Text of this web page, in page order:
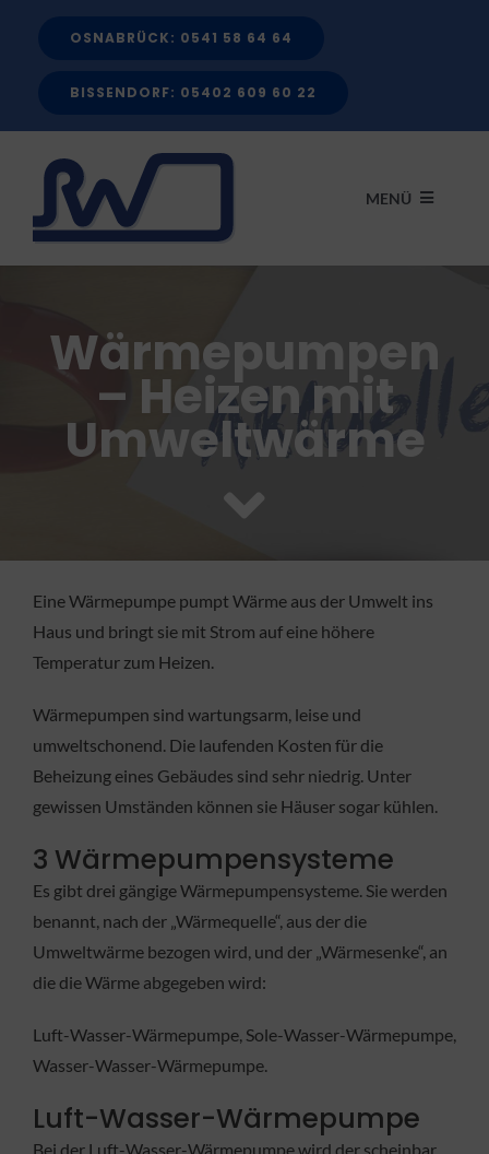
OSNABRÜCK: 0541 58 64 64
BISSENDORF: 05402 609 60 22
MENÜ
LEISTUNGEN
FÖRDERMITTEL
FACHBETRIEB
KONTAKT
Wärmepumpen
– Heizen mit
Umweltwärme
Eine Wärmepumpe pumpt Wärme aus der Umwelt ins
Haus und bringt sie mit Strom auf eine höhere
Temperatur zum Heizen.
Wärmepumpen sind wartungsarm, leise und
umweltschonend. Die laufenden Kosten für die
Beheizung eines Gebäudes sind sehr niedrig. Unter
gewissen Umständen können sie Häuser sogar kühlen.
3 Wärmepumpensysteme
Es gibt drei gängige Wärmepumpensysteme. Sie werden
benannt, nach der „Wärmequelle“, aus der die
Umweltwärme bezogen wird, und der „Wärmesenke“, an
die die Wärme abgegeben wird:
Luft-Wasser-Wärmepumpe, Sole-Wasser-Wärmepumpe,
Wasser-Wasser-Wärmepumpe.
Luft-Wasser-Wärmepumpe
Bei der Luft-Wasser-Wärmepumpe wird der scheinbar